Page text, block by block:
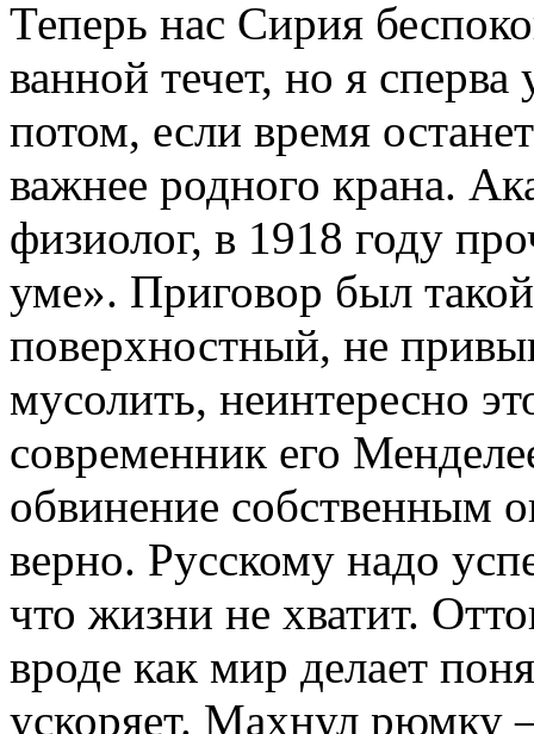
Теперь нас Сирия
ванной течет, но я
потом, если время
важнее родного крана.
физиолог, в 1918 году
уме». Приговор был
поверхностный, не
мусолить, неинтересно
современник его
обвинение собственным
верно. Русскому надо
что жизни не хватит.
вроде как мир делает
ускоряет. Махнул рюмку